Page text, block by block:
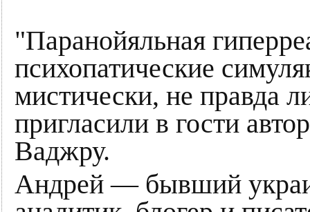
"Паранойяльная
психопатические
мистически, не правда
пригласили в гости
Ваджру.
Андрей — бывший